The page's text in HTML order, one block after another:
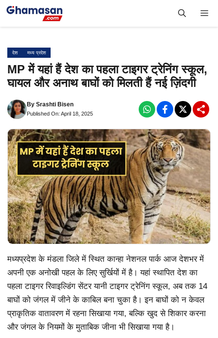
Skip
देश मध्य प्रदेश
MP में यहां हैं देश का पहला टाइगर ट्रेनिंग स्कूल,
घायल और अनाथ बाघों को मिलती हैं नई ज़िंदगी
By Srashti Bisen
Published On: April 18, 2025
मध्यप्रदेश के मंडला जिले में स्थित कान्हा नेशनल पार्क आज देशभर में
अपनी एक अनोखी पहल के लिए सुर्खियों में है। यहां स्थापित देश का
पहला टाइगर रिवाइल्डिंग सेंटर यानी टाइगर ट्रेनिंग स्कूल, अब तक 14
बाघों को जंगल में जीने के काबिल बना चुका है। इन बाघों को न केवल
प्राकृतिक वातावरण में रहना सिखाया गया, बल्कि खुद से शिकार करना
और जंगल के नियमों के मुताबिक जीना भी सिखाया गया है।